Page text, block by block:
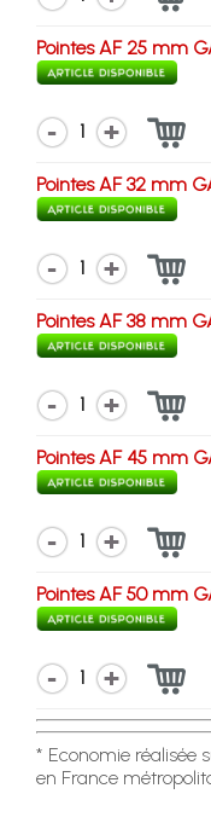
Pointes AF 25 mm
1
Pointes AF 32 mm
1
Pointes AF 38 mm
1
Pointes AF 45 mm
1
Pointes AF 50 mm
1
* Economie réalisée
en France